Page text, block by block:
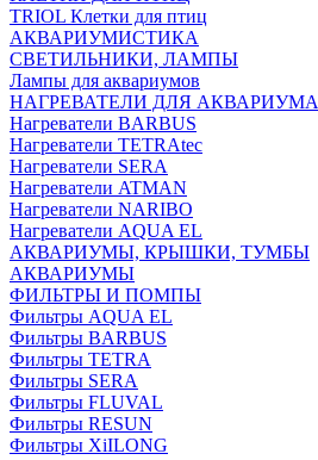
TRIOL Клетки для птиц
АКВАРИУМИСТИКА
СВЕТИЛЬНИКИ, ЛАМПЫ
Лампы для аквариумов
НАГРЕВАТЕЛИ ДЛЯ АКВАРИУМА
Нагреватели BARBUS
Нагреватели TETRAtec
Нагреватели SERA
Нагреватели ATMAN
Нагреватели NARIBO
Нагреватели AQUA EL
АКВАРИУМЫ, КРЫШКИ, ТУМБЫ
АКВАРИУМЫ
ФИЛЬТРЫ И ПОМПЫ
Фильтры AQUA EL
Фильтры BARBUS
Фильтры ТETRA
Фильтры SERA
Фильтры FLUVAL
Фильтры RESUN
Фильтры XiILONG